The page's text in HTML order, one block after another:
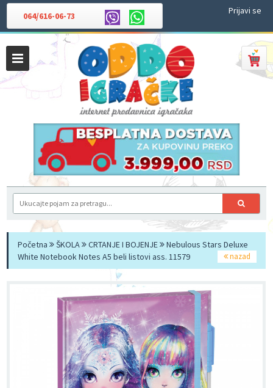
064/616-06-73 Prijavi se
Početna ŠKOLA CRTANJE I BOJENJE
Nebulous Stars Deluxe
White Notebook Notes A5 beli listovi ass. 11579
nazad